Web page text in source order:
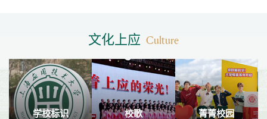
文化上应 Culture
学校标识 校歌 菁菁校园